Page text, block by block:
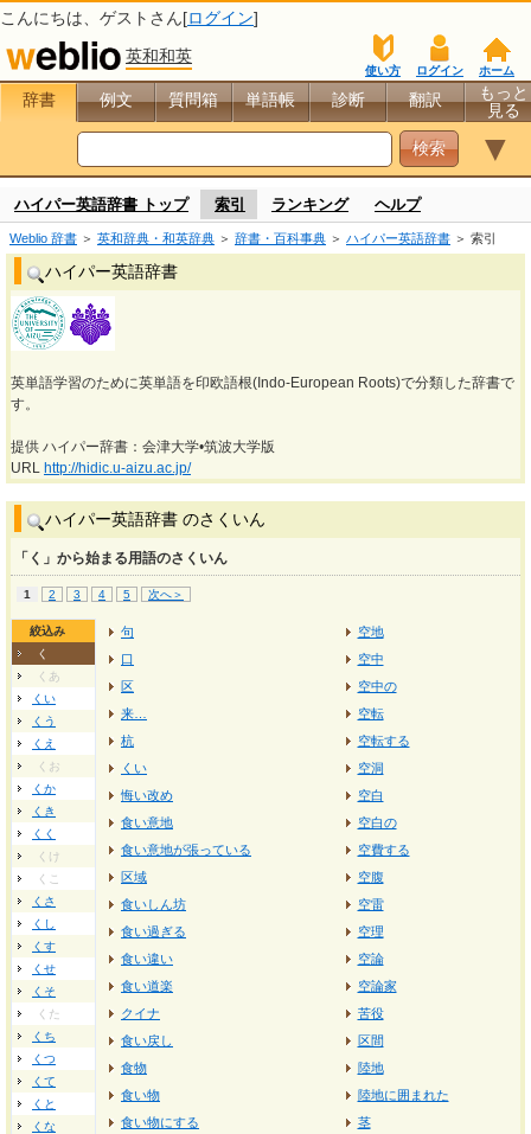
こんにちは、 ゲスト さん[ログイン]
英和和英
ホーム
ログイン
使い方
辞書 例文 質問箱 単語帳 診断 翻訳
もっと
見る
▼
ハイパー英語辞書 トップ 索引 ランキング ヘルプ
Weblio 辞書 ＞ 英和辞典・和英辞典 ＞ 辞書・百科事典 ＞ ハイパー英語辞書 ＞ 索引
ハイパー英語辞書
英単語学習のために英単語を印欧語根(Indo-European Roots)で分類した辞書で
す。
提供 ハイパー辞書：会津大学•筑波大学版
URL http://hidic.u-aizu.ac.jp/
ハイパー英語辞書 のさくいん
「く」から始まる用語のさくいん
1 2 3 4 5 次へ＞
絞込み
く
くあ
くい
くう
くえ
くお
くか
くき
くく
くけ
くこ
くさ
くし
くす
くせ
くそ
くた
くち
くつ
くて
くと
くな
句
口
区
来…
杭
くい
悔い改め
食い意地
食い意地が張っている
区域
食いしん坊
食い過ぎる
食い違い
食い道楽
クイナ
食い戻し
食物
食い物
食い物にする
空地
空中
空中の
空転
空転する
空洞
空白
空白の
空費する
空腹
空雷
空理
空論
空論家
苦役
区間
陸地
陸地に囲まれた
茎